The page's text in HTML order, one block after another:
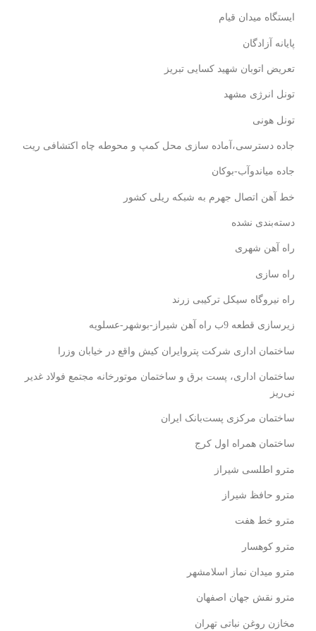
ایستگاه میدان قیام
پایانه آزادگان
تعریض اتوبان شهید کسایی تبریز
تونل انرژی مشهد
تونل هونی
جاده دسترسی،آماده سازی محل کمپ و محوطه چاه اکتشافی ریت
جاده میاندوآب-بوکان
خط آهن اتصال جهرم به شبکه ریلی کشور
دسته‌بندی نشده
راه آهن شهری
راه سازی
راه نیروگاه سیکل ترکیبی زرند
زیرسازی قطعه 9ب راه آهن شیراز-بوشهر-عسلویه
ساختمان اداری شرکت پتروایران کیش واقع در خیابان وزرا
ساختمان اداری، پست برق و ساختمان موتورخانه مجتمع فولاد غدیر
نی‌ریز
ساختمان مرکزی پست‌بانک ایران
ساختمان همراه اول کرج
مترو اطلسی شیراز
مترو حافظ شیراز
مترو خط هفت
مترو کوهسار
مترو میدان نماز اسلامشهر
مترو نقش جهان اصفهان
مخازن روغن نباتی تهران